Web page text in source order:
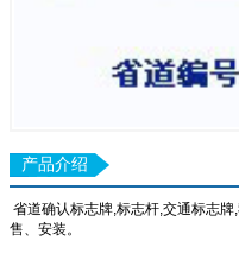
产品介绍
省道确认标志牌,标志杆,交通标志
售、安装。